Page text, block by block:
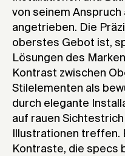
von seinem
angetrieben. Die
oberstes Gebot ist,
Lösungen des
Kontrast zwischen
Stilelementen als
durch elegante
auf rauen
Illustrationen treffen.
Kontraste, die specs